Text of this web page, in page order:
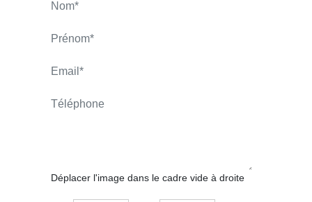
Déplacer l'image dans le cadre vide à droite